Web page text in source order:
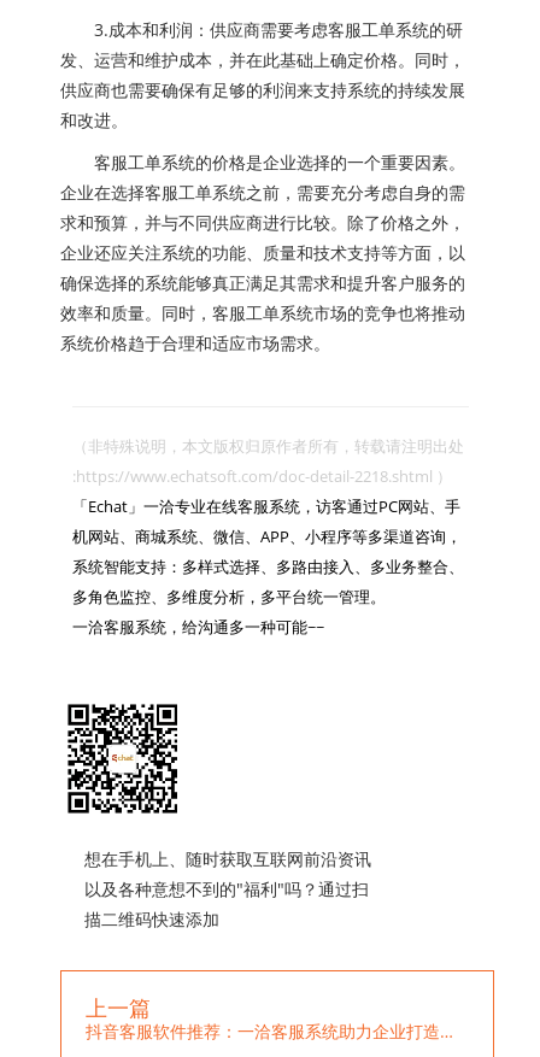
3.成本和利润：供应商需要考虑客服工单系统的研
发、运营和维护成本，并在此基础上确定价格。同时，
供应商也需要确保有足够的利润来支持系统的持续发展
和改进。
客服工单系统的价格是企业选择的一个重要因素。
企业在选择客服工单系统之前，需要充分考虑自身的需
求和预算，并与不同供应商进行比较。除了价格之外，
企业还应关注系统的功能、质量和技术支持等方面，以
确保选择的系统能够真正满足其需求和提升客户服务的
效率和质量。同时，客服工单系统市场的竞争也将推动
系统价格趋于合理和适应市场需求。
（非特殊说明，本文版权归原作者所有，转载请注明出处
:https://www.echatsoft.com/doc-detail-2218.shtml ）
「Echat」一洽专业在线客服系统，访客通过PC网站、手
机网站、商城系统、微信、APP、小程序等多渠道咨询，
系统智能支持：多样式选择、多路由接入、多业务整合、
多角色监控、多维度分析，多平台统一管理。
一洽客服系统，给沟通多一种可能~~
想在手机上、随时获取互联网前沿资讯
以及各种意想不到的"福利"吗？通过扫
描二维码快速添加
上一篇
抖音客服软件推荐：一洽客服系统助力企业打造优质客户服务